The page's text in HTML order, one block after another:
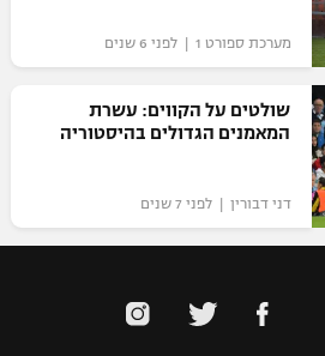
מערכת ספורט 1 | לפני 6 שנים
שולטים על הקווים: עשרת
המאמנים הגדולים בהיסטוריה
דני דבורין | לפני 7 שנים